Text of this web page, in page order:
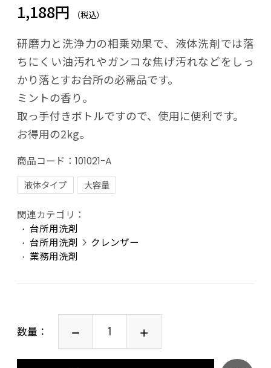
1,188円 （税込）
研磨力と洗浄力の相乗効果で、液体洗剤では落
ちにくい油汚れやガンコな焦げ汚れなどをしっ
かり落とすお台所の必需品です。
ミントの香り。
取っ手付きボトルですので、使用に便利です。
お得用の2kg。
商品コード： 101021-A
液体タイプ
大容量
関連カテゴリ：
台所用洗剤
台所用洗剤
クレンザー
業務用洗剤
数量：